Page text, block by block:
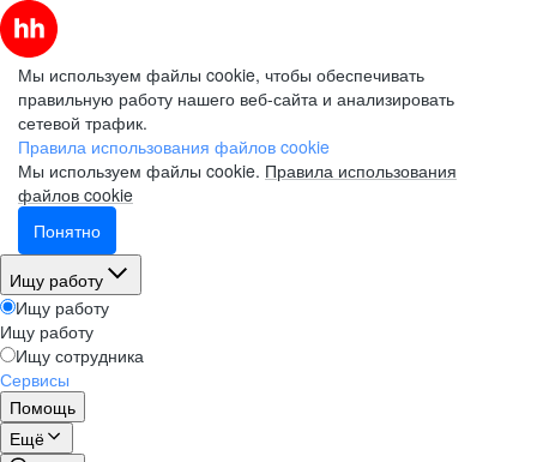
Мы используем файлы cookie, чтобы обеспечивать
правильную работу нашего веб-сайта и анализировать
сетевой трафик.
Правила использования файлов cookie
Мы используем файлы cookie. Правила использования
файлов cookie
Понятно
Ищу работу
Ищу работу
Ищу работу
Ищу сотрудника
Сервисы
Помощь
Ещё